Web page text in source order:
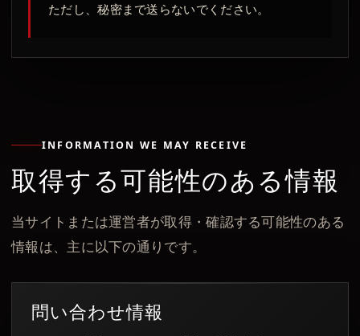
ただし、秘密まで送らないでください。
INFORMATION WE MAY RECEIVE
取得する可能性のある情報
当サイトまたは運営者が取得・確認する可能性のある
情報は、主に以下の通りです。
問い合わせ情報